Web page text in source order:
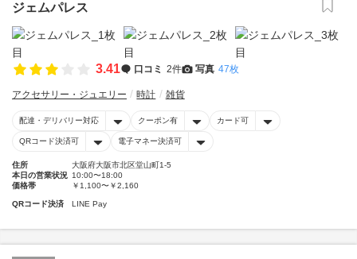
ジェムパレス
3.41 口コミ 2件 写真 47枚
アクセサリー・ジュエリー 時計 雑貨
配達・デリバリー対応 クーポン有 カード可
QRコード決済可 電子マネー決済可
住所
大阪府大阪市北区堂山町1-5
本日の営業状況 10:00〜18:00
価格帯
￥1,100〜￥2,160
QRコード決済 LINE Pay